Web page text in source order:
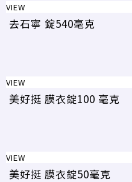
VIEW
去石寧 錠540毫克
VIEW
美好挺 膜衣錠100 毫克
VIEW
美好挺 膜衣錠50毫克